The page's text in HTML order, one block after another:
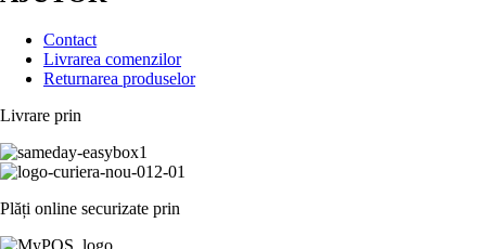
Contact
Livrarea comenzilor
Returnarea produselor
Livrare prin
Plăți online securizate prin